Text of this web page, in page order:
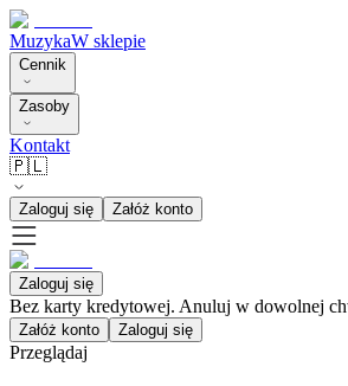
MuzykaW sklepie
Cennik
Zasoby
Kontakt
🇵🇱
Zaloguj się Załóż konto
Zaloguj się
Bez karty kredytowej. Anuluj w dowolnej
Załóż konto Zaloguj się
Przeglądaj